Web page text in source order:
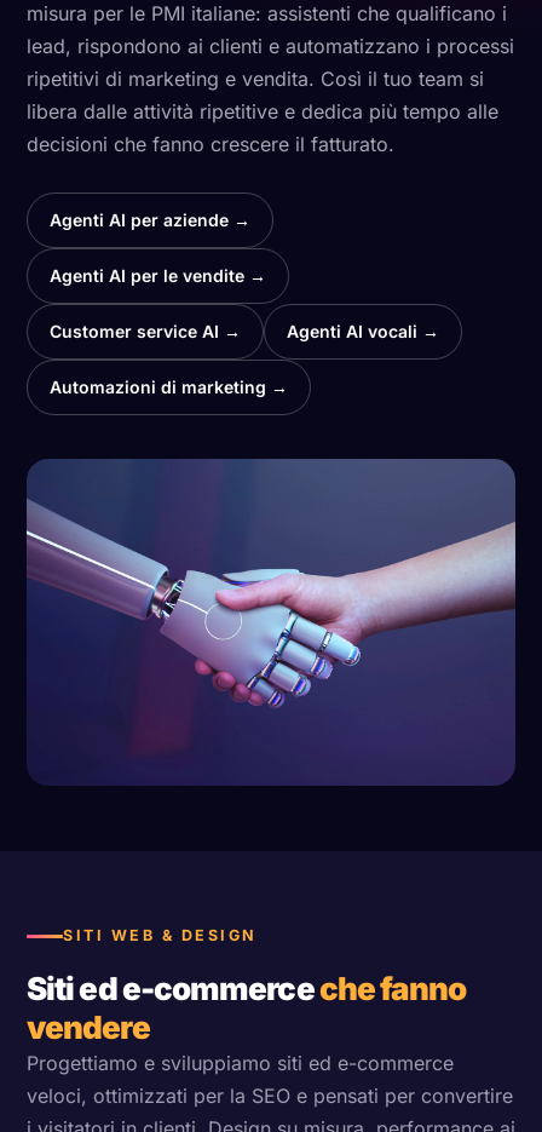
misura per le PMI italiane: assistenti che qualificano i
lead, rispondono ai clienti e automatizzano i processi
ripetitivi di marketing e vendita. Così il tuo team si
libera dalle attività ripetitive e dedica più tempo alle
decisioni che fanno crescere il fatturato.
Agenti AI per aziende →
Agenti AI per le vendite →
Customer service AI → Agenti AI vocali →
Automazioni di marketing →
SITI WEB & DESIGN
Siti ed e-commerceche fanno
vendere
Progettiamo e sviluppiamo siti ed e-commerce
veloci, ottimizzati per la SEO e pensati per convertire